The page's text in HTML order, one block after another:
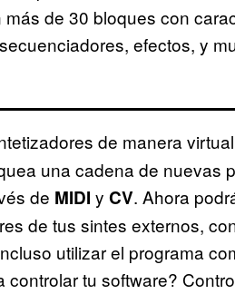
de 30 bloques con
efectos, y
de manera
una cadena de nuevas
de MIDI y CV. Ahora
de tus sintes externos,
utilizar el programa
controlar tu software?